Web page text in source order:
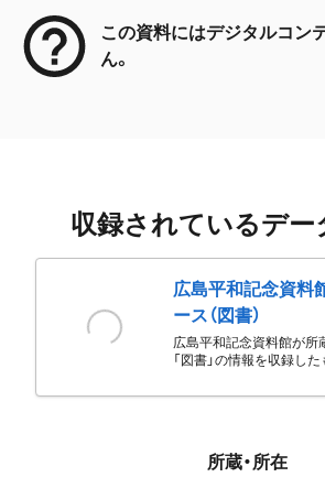
この資料にはデジタルコン
ん。
収録されているデー
広島平和記念資料
ース（図書）
広島平和記念資料館が所
「図書」の情報を収録した
所蔵・所在